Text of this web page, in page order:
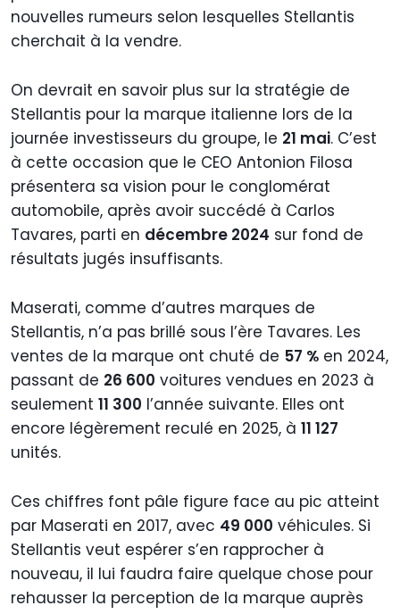
nouvelles rumeurs selon lesquelles Stellantis
cherchait à la vendre.
On devrait en savoir plus sur la stratégie de
Stellantis pour la marque italienne lors de la
journée investisseurs du groupe, le 21 mai. C’est
à cette occasion que le CEO Antonion Filosa
présentera sa vision pour le conglomérat
automobile, après avoir succédé à Carlos
Tavares, parti en décembre 2024 sur fond de
résultats jugés insuffisants.
Maserati, comme d’autres marques de
Stellantis, n’a pas brillé sous l’ère Tavares. Les
ventes de la marque ont chuté de 57 % en 2024,
passant de 26 600 voitures vendues en 2023 à
seulement 11 300 l’année suivante. Elles ont
encore légèrement reculé en 2025, à 11 127
unités.
Ces chiffres font pâle figure face au pic atteint
par Maserati en 2017, avec 49 000 véhicules. Si
Stellantis veut espérer s’en rapprocher à
nouveau, il lui faudra faire quelque chose pour
rehausser la perception de la marque auprès